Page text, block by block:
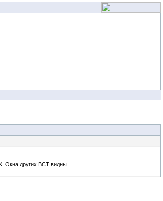
Окна других ВСТ видны.